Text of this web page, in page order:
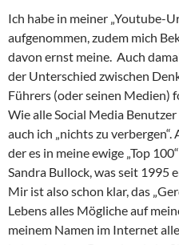
Ich habe in meiner „Youtube-
aufgenommen, zudem mich
davon ernst meine. Auch
der Unterschied zwischen
Führers (oder seinen Medien)
Wie alle Social Media
auch ich „nichts zu
der es in meine ewige „Top 100“
Sandra Bullock, was seit 1995
Mir ist also schon klar, das
Lebens alles Mögliche auf
meinem Namen im Internet